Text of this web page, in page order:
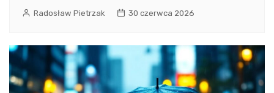
Radosław Pietrzak 30 czerwca 2026